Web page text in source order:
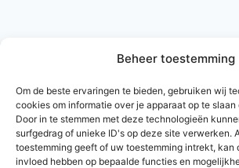
Beheer toestemming
Om de beste ervaringen te bieden, gebruiken wij
cookies om informatie over je apparaat op te
Door in te stemmen met deze technologieën
surfgedrag of unieke ID's op deze site verwerken.
toestemming geeft of uw toestemming intrekt, kan
invloed hebben op bepaalde functies en